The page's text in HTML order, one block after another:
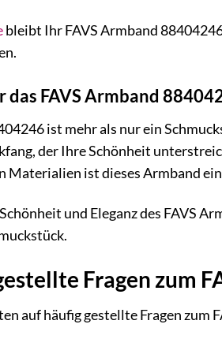
bleibt Ihr FAVS Armband
das FAVS Armband
ist mehr als nur ein
der Ihre Schönheit
Materialien ist dieses Armband
und Eleganz des FAVS
Fragen zum
auf häufig gestellte Fragen zum